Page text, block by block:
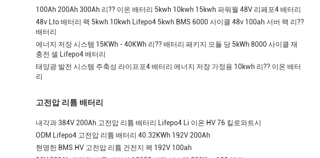
100Ah 200Ah 300Ah 리?? 이온 배터리 5kwh 10kwh 15kwh 파워월 48V 리페포4 배터리
48v Lto 배터리 팩 5kwh 10kwh Lifepo4 5kwh BMS 6000 사이클 48v 100ah 서버 랙 리??
배터리
에너지 저장 시스템 15KWh - 40KWh 리?? 배터리 패키지 모듈 당 5kWh 8000 사이클 재
충전 셀 Lifepo4 배터리
태양광 발전 시스템 주축성 라이프포4 배터리 에너지 저장 가정용 10kwh 리?? 이온 배터
리
고전압 리튬 배터리
내각과 384V 200Ah 고전압 리튬 배터리 Lifepo4 Li 이온 HV 76 킬로와트시
ODM Lifepo4 고전압 리튬 배터리 40.32KWh 192V 200Ah
현명한 BMS HV 고전압 리튬 건전지 팩 192V 100ah